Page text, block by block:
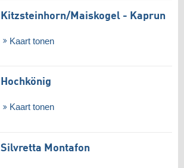
Kitzsteinhorn/​Maiskogel - Kaprun
Kaart tonen
Hochkönig
Kaart tonen
Silvretta Montafon